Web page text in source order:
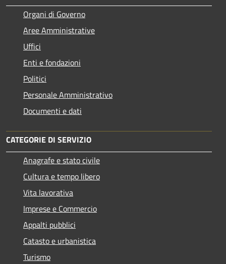
Organi di Governo
Aree Amministrative
Uffici
Enti e fondazioni
Politici
Personale Amministrativo
Documenti e dati
CATEGORIE DI SERVIZIO
Anagrafe e stato civile
Cultura e tempo libero
Vita lavorativa
Imprese e Commercio
Appalti pubblici
Catasto e urbanistica
Turismo